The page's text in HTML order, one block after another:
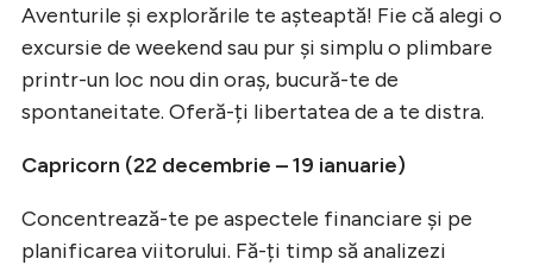
Aventurile și explorările te așteaptă! Fie că alegi o
excursie de weekend sau pur și simplu o plimbare
printr-un loc nou din oraș, bucură-te de
spontaneitate. Oferă-ți libertatea de a te distra.
Capricorn (22 decembrie – 19 ianuarie)
Concentrează-te pe aspectele financiare și pe
planificarea viitorului. Fă-ți timp să analizezi